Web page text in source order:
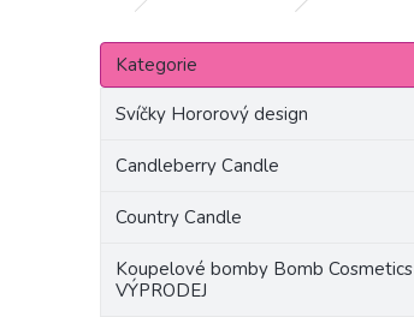
P
s
Přeskočit
kategorie
Kategorie
Svíčky Hororový design
Candleberry Candle
Country Candle
Koupelové bomby Bomb Cosmetics
VÝPRODEJ